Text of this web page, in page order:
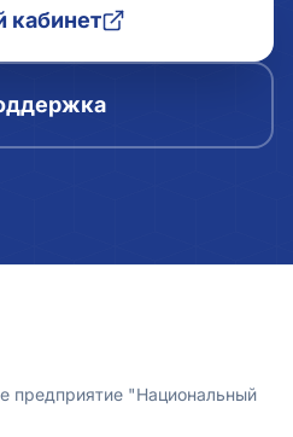
кабинет
предприятие "Национальный